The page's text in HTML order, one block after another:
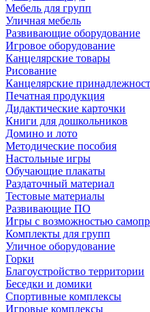
Мебель для групп
Уличная мебель
Развивающие оборудование
Игровое оборудование
Канцелярские товары
Рисование
Канцелярские
Печатная продукция
Дидактические карточки
Книги для дошкольников
Домино и лото
Методические пособия
Настольные игры
Обучающие плакаты
Раздаточный материал
Тестовые материалы
Развивающие ПО
Игры с возможностью
Комплекты для групп
Уличное оборудование
Горки
Благоустройство территории
Беседки и домики
Спортивные комплексы
Игровые комплексы